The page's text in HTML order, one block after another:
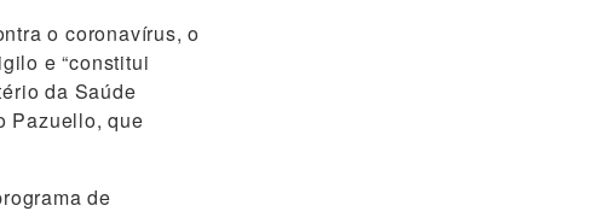
o coronavírus, o
e “constitui
da Saúde
Pazuello, que
de